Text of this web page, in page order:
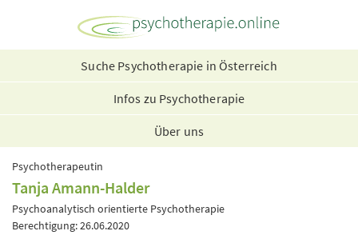
Suche Psychotherapie in Österreich
Infos zu Psychotherapie
Über uns
Psychotherapeutin
Tanja Amann-Halder
Psychoanalytisch orientierte Psychotherapie
Berechtigung: 26.06.2020